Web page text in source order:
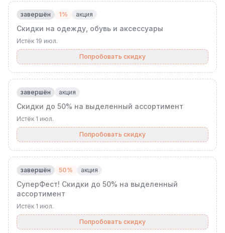
завершён 1% акция
Скидки на одежду, обувь и аксессуары
Истёк 19 июл.
Попробовать скидку
завершён акция
Скидки до 50% на выделенный ассортимент
Истёк 1 июл.
Попробовать скидку
завершён 50% акция
СуперФест! Скидки до 50% на выделенный
ассортимент
Истёк 1 июл.
Попробовать скидку